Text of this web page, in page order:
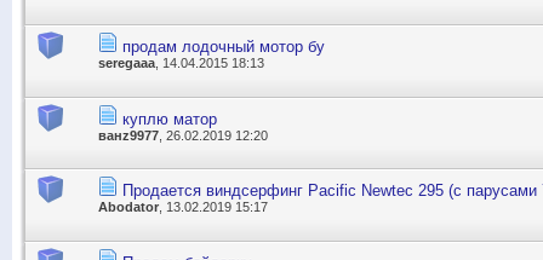
продам лодочный мотор бу
seregaaa , 14.04.2015 18:13
куплю матор
ванz9977 , 26.02.2019 12:20
Продается виндсерфинг Pacific Newtec 295 (с парусами
Abodator , 13.02.2019 15:17